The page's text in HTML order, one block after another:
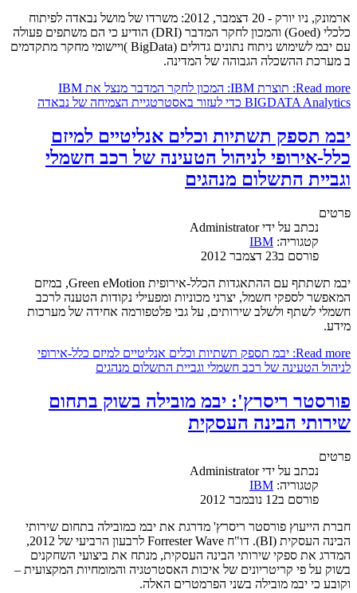
ארמונק, ניו יורק - 20 דצמבר, 2012: משרדו של מושל נבאדה לפיתוח
כלכלי (Goed) והמכון לחקר המדבר (DRI) הודיע ​​כי הם משתפים פעולה
עם יבמ לשימוש ניתוח נתונים גדולים (BigData )ויישומי מחקר מתקדמים
ב מערכת ההשכלה הגבוהה של המדינה.
Read more: תוצרת IBM: המכון לחקר המדבר מנצל את IBM
BIGDATA Analytics כדי לעזור באסטרטגיית הצמיחה של נבאדה
יבמ תספק תשתיות וכלים אנליטיים למיזם
כלל-אירופי לניהול הטעינה של רכב חשמלי
וגביית התשלום מנהגים
פרטים
נכתב על ידיAdministrator
קטגוריה: IBM
פורסם ב23 דצמבר 2012
יבמ תשתתף עם ההתאגדות הכלל-אירופית Green eMotion, במיזם
המאפשר לספקי חשמל, יצרני מכוניות ומפעילי נקודות הטענה לרכב
חשמלי לשתף ולשלב שירותים, על גבי פלטפורמה אחידה של מערכות
מידע.
Read more: יבמ תספק תשתיות וכלים אנליטיים למיזם כלל-אירופי
לניהול הטעינה של רכב חשמלי וגביית התשלום מנהגים
פורסטר ריסרץ': יבמ מובילה בשוק בתחום
שירותי הבינה העסקית
פרטים
נכתב על ידיAdministrator
קטגוריה: IBM
פורסם ב12 נובמבר 2012
חברת הייעוץ פורסטר ריסרץ' מדרגת את יבמ כמובילה בתחום שירותי
הבינה העסקית (BI). דו"ח Forrester Wave לרבעון הרביעי של 2012,
המדרג את ספקי שירותי הבינה העסקית, מנתח את ביצועי השחקנים
בשוק על פי קריטריונים של איכות האסטרטגיה והמומחיות המקצועית –
וקובע כי יבמ מובילה בשני הפרמטרים האלה.